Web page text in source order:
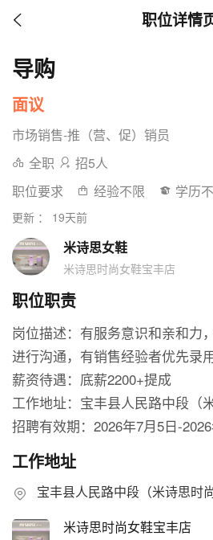
职位详情
导购
面议
市场销售-推（营、促）销员
全职
招5人
职位要求
经验不限 学历
更新 ： 19天前
米诗思女鞋
米诗思时尚女鞋宝丰店
职位职责
岗位描述：有服务意识和亲和力
进行沟通，有销售经验者优先录
薪资待遇：底薪2200+提成
工作地址：宝丰县人民路中段（
招聘有效期：2026年7月5日-
工作地址
宝丰县人民路中段（米诗思时
米诗思时尚女鞋宝丰店